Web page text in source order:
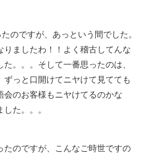
のですが、あっという間でした。
ましたわ！！よく稽古してんな
。。。そして一番思ったのは、
っと口開けてニヤけて見てても
会のお客様もニヤけてるのかな
た。。。
のですが、こんなご時世ですの